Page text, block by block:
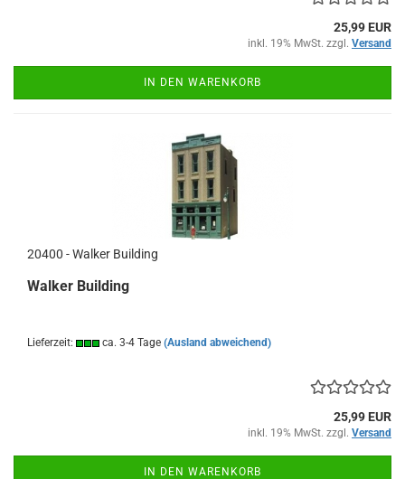
25,99 EUR
inkl. 19% MwSt. zzgl. Versand
IN DEN WARENKORB
20400 - Walker Building
Walker Building
Lieferzeit: ca. 3-4 Tage (Ausland abweichend)
25,99 EUR
inkl. 19% MwSt. zzgl. Versand
IN DEN WARENKORB